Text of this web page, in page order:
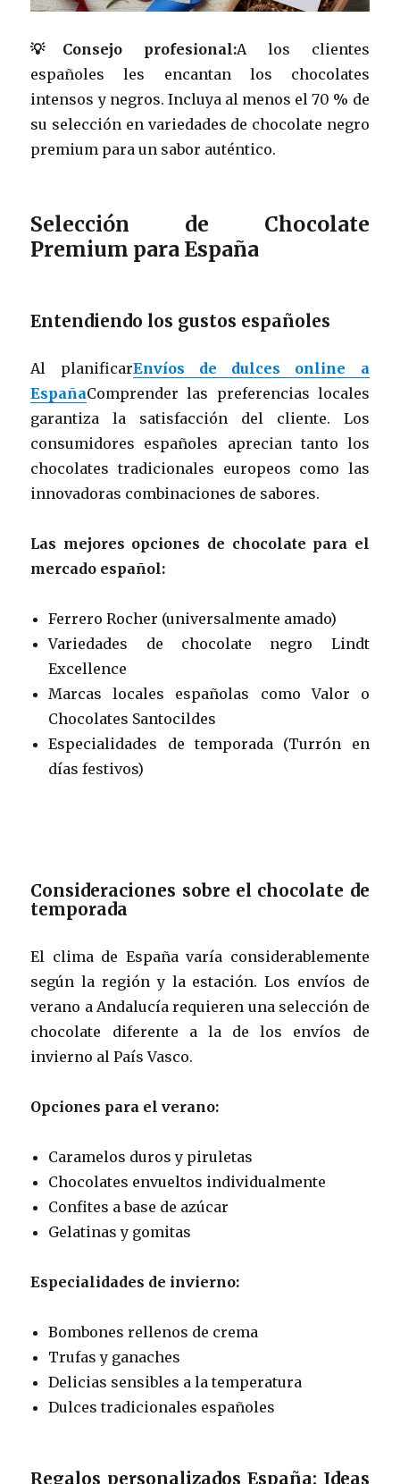
💡Consejo profesional:A los clientes
españoles les encantan los chocolates
intensos y negros. Incluya al menos el 70 % de
su selección en variedades de chocolate negro
premium para un sabor auténtico.
Selección de Chocolate
Premium para España
Entendiendo los gustos españoles
Al planificarEnvíos de dulces online a
EspañaComprender las preferencias locales
garantiza la satisfacción del cliente. Los
consumidores españoles aprecian tanto los
chocolates tradicionales europeos como las
innovadoras combinaciones de sabores.
Las mejores opciones de chocolate para el
mercado español:
Ferrero Rocher (universalmente amado)
Variedades de chocolate negro Lindt
Excellence
Marcas locales españolas como Valor o
Chocolates Santocildes
Especialidades de temporada (Turrón en
días festivos)
Consideraciones sobre el chocolate de
temporada
El clima de España varía considerablemente
según la región y la estación. Los envíos de
verano a Andalucía requieren una selección de
chocolate diferente a la de los envíos de
invierno al País Vasco.
Opciones para el verano:
Caramelos duros y piruletas
Chocolates envueltos individualmente
Confites a base de azúcar
Gelatinas y gomitas
Especialidades de invierno:
Bombones rellenos de crema
Trufas y ganaches
Delicias sensibles a la temperatura
Dulces tradicionales españoles
Regalos personalizados España: Ideas